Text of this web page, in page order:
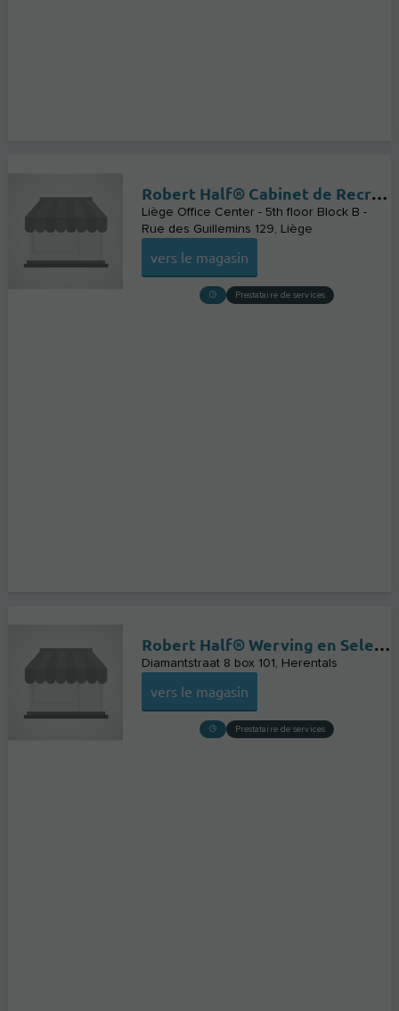
Robert Half® Cabinet de Recrutement
Liège Office Center - 5th floor Block B -
Rue des Guillemins 129
Liège
vers le magasin
Prestataire de services
Robert Half® Werving en Selectie
Diamantstraat 8 box 101 Herentals
vers le magasin
Prestataire de services